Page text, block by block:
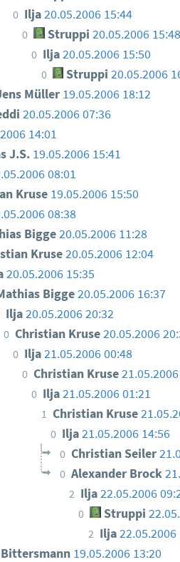
0 Ilja20.05.2006 15:44
0 Struppi 20.05.2006 15:48
0 Ilja20.05.2006 15:50
0 Struppi 20.05.2006
Müller 19.05.2006 18:12
20.05.2006 07:36
14:01
J.S. 19.05.2006 15:41
08:01
Kruse 19.05.2006 15:50
08:38
Bigge20.05.2006 11:28
Kruse20.05.2006 12:04
20.05.2006 15:35
Bigge20.05.2006 16:37
Ilja20.05.2006 20:32
0 Christian Kruse20.05.2006
0 Ilja21.05.2006 00:48
0 Christian Kruse
0 Ilja21.05.2006 01:21
1 Christian Kruse
0 Ilja21.05.2006 14:56
0 Christian Seiler
0 Alexander Brock
2 Ilja22.05.2006
0 Struppi
2 Ilja22.05.2006
19.05.2006 13:20